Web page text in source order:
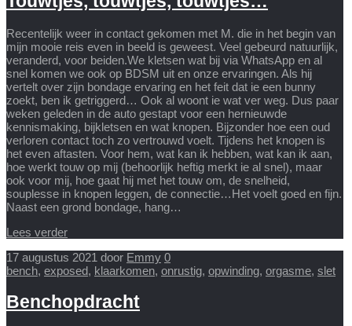
Recentelijk weer in contact gekomen met M. die in het begin van
mijn mooie reis even in beeld is geweest. Veel gebeurd natuurlijk,
veranderd, voor beiden.We kletsen wat bij via WhatsApp en al
snel komen we ook op BDSM uit en onze ervaringen. Als hij
vertelt over zijn bondage ervaring en het feit dat ie een bunny
zoekt, ben ik getriggerd… Ook al woont ie wat ver weg. Dus paar
weken geleden in de auto gestapt voor een hernieuwde
kennismaking, bijkletsen en wat knopen. Bijzonder hoe een oud
verloren contact toch zo vertrouwd voelt. Tijdens het knopen is
het even aftasten. Voor hem, wat kan ik hebben, wat kan ik aan,
hoe werkt touw op mij (behoorlijk heftig merkt ie al snel), maar
ook voor mij, hoe gaat hij met het touw om, de snelheid,
souplesse in knopen leggen, de connectie…Het voelt goed en fijn.
Naast een grond bondage, hang…
Lees verder
17 augustus 2021 door Emmy 0
bench, exposed, klaarkomen, onrustig, opwinding, orgasme, slet
Benchopdracht